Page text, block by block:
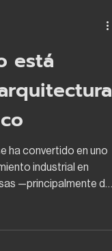
está
ha convertido en uno
industrial en
—principalmente de
del país. Pero